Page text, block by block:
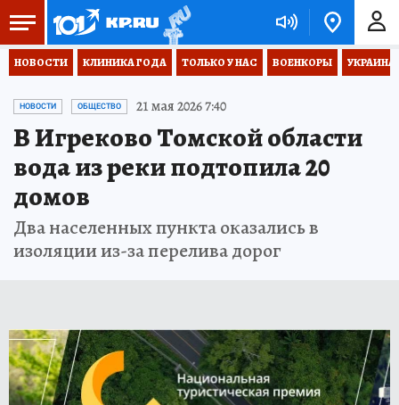
НОВОСТИ КЛИНИКА ГОДА ТОЛЬКО У НАС ВОЕНКОРЫ
НОВОСТИ ОБЩЕСТВО 21 мая 2026 7:40
В Игреково Томской области
вода из реки подтопила 20
домов
Два населенных пункта оказались в
изоляции из-за перелива дорог